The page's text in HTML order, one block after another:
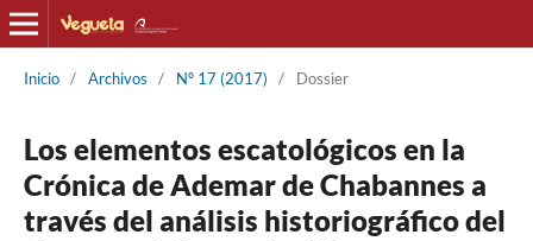
Inicio / Archivos / Nº 17 (2017) / Dossier
Los elementos escatológicos en la
Crónica de Ademar de Chabannes a
través del análisis historiográfico del